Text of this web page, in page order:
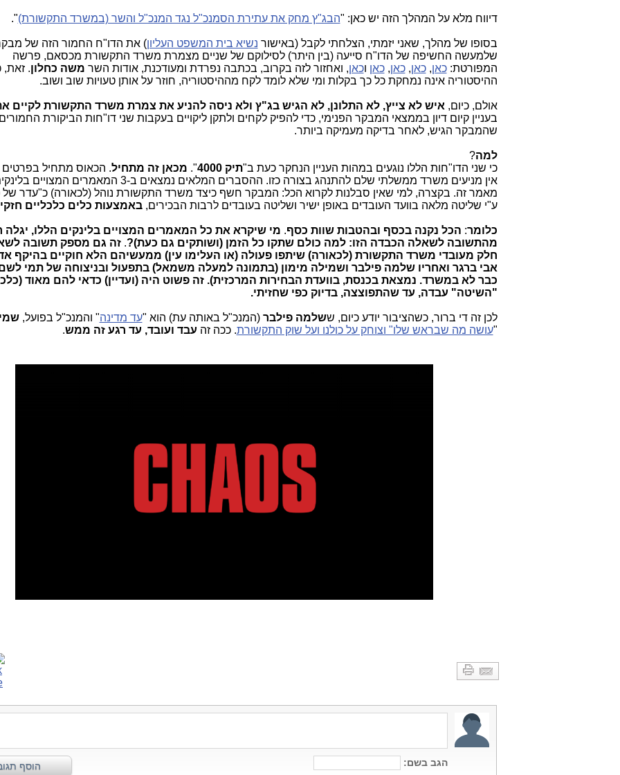
דיווח מלא על המהלך הזה יש כאן: "הבג"ץ מחק את עתירת הסמנכ"ל נגד המנכ"ל והשר (במשרד התקשורת)".
בסופו של מהלך, שאני יזמתי, הצלחתי לקבל (באישור נשיא בית המשפט העליון) את הדו"ח החמור הזה של
שלמעשה החשיפה של הדו"ח סייעה (בין היתר) לסילוקם של שניים מצמרת משרד התקשורת מכסאם, פרשה
המפורטת:כאן,כאן,כאן,כאן וכאן, ואחזור לזה בקרוב, בכתבה נפרדת ומעודכנת, אודות השר משה כחלון. זאת,
ההיסטוריה אינה נמחקת כל כך בקלות ומי שלא לומד לקח מההיסטוריה, חוזר על אותן טעויות שוב ושוב.
אולם, כיום, איש לא צייץ, לא התלונן, לא הגיש בג"ץ ולא ניסה להניע את צמרת משרד התקשורת לקיים
בעניין קיום דיון בממצאי המבקר הפנימי, כדי להפיק לקחים ולתקן ליקויים בעקבות שני דו"חות הביקורת
שהמבקר הגיש, לאחר בדיקה מעמיקה ביותר.
למה?
כי שני הדו"חות הללו נוגעים במהות העניין הנחקר כעת ב"תיק 4000 ". מכאן זה מתחיל. הכאוס מתחיל בפרטים
אין מניעים משרד ממשלתי שלם להתנהג בצורה כזו. ההסברים המלאים נמצאים ב-3
מאמר זה. בקצרה, למי שאין סבלנות לקרוא הכל: המבקר חשף כיצד משרד התקשורת נוהל (לכאורה) כ"עדר
ע"י שליטה מלאה בוועד העובדים באופן ישיר ושליטה בעובדים לרבות הבכירים,באמצעות כלים כלכליים
כלומר: הכל נקנה בכסף ובהטבות שוות כסף. מי שיקרא את כל המאמרים המצויים בלינקים הללו, יגלה
מהתשובה לשאלה הכבדה הזו: למה כולם שתקו כל הזמן (ושותקים גם כעת)?.זה גם מספק תשובה
חלק מעובדי משרד התקשורת (לכאורה) שיתפו פעולה (או העלימו עין) ממעשיהם הלא חוקיים בהיקף
אבי ברגר ואחריו שלמה פילבר ושמילה מימון (בתמונה למעלה משמאל) בתפעול ובניצוחה של תמי
כבר לא במשרד. נמצאת בכנסת, בוועדת הבחירות המרכזית). זה פשוט היה (ועדיין) כדאי להם מאוד
"השיטה" עבדה, עד שהתפוצצה, בדיוק כפי שחזיתי.
לכן זה די ברור, כשהציבור יודע כיום, ששלמה פילבר (המנכ"ל באותה עת) הוא "עד מדינה" והמנכ"ל בפועל,
"עושה מה שבראש שלו" וצוחק על כולנו ועל שוק התקשורת. ככה זה עבד ועובד, עד רגע זה ממש.